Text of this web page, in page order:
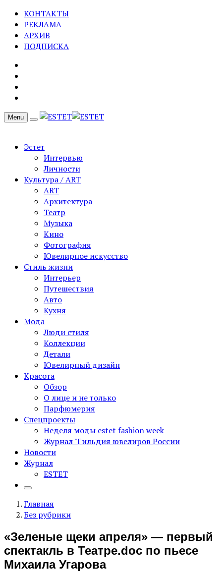
КОНТАКТЫ
РЕКЛАМА
АРХИВ
ПОДПИСКА
Menu
Эстет
Интервью
Личности
Культура / ART
ART
Архитектура
Театр
Музыка
Кино
Фотография
Ювелирное искусство
Стиль жизни
Интерьер
Путешествия
Авто
Кухня
Мода
Люди стиля
Коллекции
Детали
Ювелирный дизайн
Красота
Обзор
О лице и не только
Парфюмерия
Спецпроекты
Неделя моды estet fashion week
Журнал "Гильдия ювелиров России
Новости
Журнал
ESTET
Главная
Без рубрики
«Зеленые щеки апреля» — первый
спектакль в Театре.doc по пьесе
Михаила Угарова